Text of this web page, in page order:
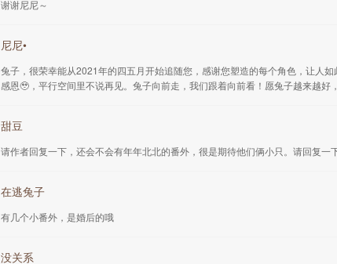
谢谢尼尼～
尼尼•
兔子，很荣幸能从2021年的四五月开始追随您，感谢您塑造的每个角色，让人
感恩🥹，平行空间里不说再见。兔子向前走，我们跟着向前看！愿兔子越来越好
甜豆
请作者回复一下，还会不会有年年北北的番外，很是期待他们俩小只。请回复一下
在逃兔子
有几个小番外，是婚后的哦
没关系